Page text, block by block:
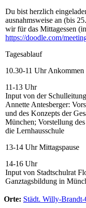
Du bist herzlich
ausnahmsweise an (bis
wir für das Mittagessen
https://doodle.com/
Tagesablauf
10.30-11 Uhr
11-13 Uhr
Input von der
Annette Antesberger:
und des Konzepts der
München; Vorstellung
die Lernhausschule
13-14 Uhr Mittagspause
14-16 Uhr
Input von Stadtschulrat
Ganztagsbildung in
Orte: Städt. Willy-Brandt-